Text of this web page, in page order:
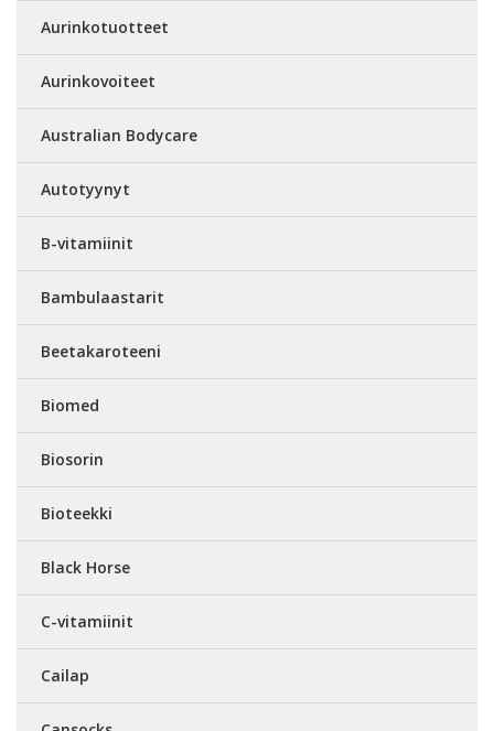
Aurinkotuotteet
Aurinkovoiteet
Australian Bodycare
Autotyynyt
B-vitamiinit
Bambulaastarit
Beetakaroteeni
Biomed
Biosorin
Bioteekki
Black Horse
C-vitamiinit
Cailap